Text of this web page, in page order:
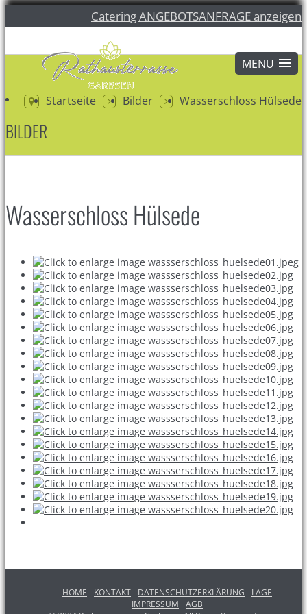
Catering ANGEBOTSANFRAGE anzeigen
Startseite Bilder Wasserschloss Hülsede
BILDER
Wasserschloss Hülsede
HOME KONTAKT DATENSCHUTZERKLÄRUNG
LAGE
IMPRESSUM
AGB